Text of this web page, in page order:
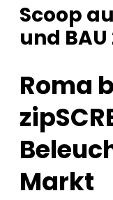
Scoop
und BAU
Roma
Markt